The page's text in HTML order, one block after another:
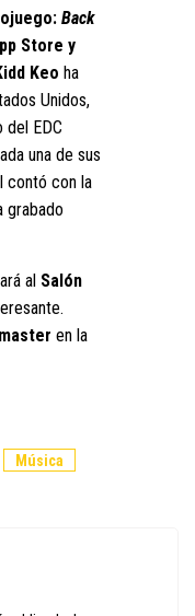
Back
Store y
Keo ha
Unidos,
del EDC
una de sus
contó con la
grabado
al Salón
en la
Música